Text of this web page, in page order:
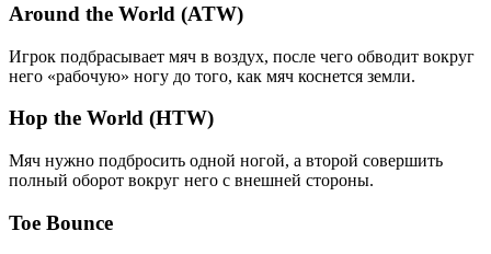
Around the World (ATW)
Игрок подбрасывает мяч в воздух, после чего обводит вокруг
него «рабочую» ногу до того, как мяч коснется земли.
Hop the World (HTW)
Мяч нужно подбросить одной ногой, а второй совершить
полный оборот вокруг него с внешней стороны.
Toe Bounce